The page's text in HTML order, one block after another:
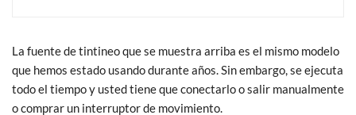
La fuente de tintineo que se muestra arriba es el mismo modelo
que hemos estado usando durante años. Sin embargo, se ejecuta
todo el tiempo y usted tiene que conectarlo o salir manualmente
o comprar un interruptor de movimiento.